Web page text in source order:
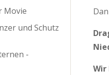
Movie
und Schutz
-
Wir